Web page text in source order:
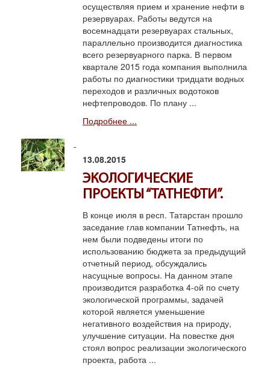
осуществляя прием и хранение нефти в
резервуарах. Работы ведутся на
восемнадцати резервуарах стальных,
параллельно производится диагностика
всего резервуарного парка. В первом
квартале 2015 года компания выполнила
работы по диагностики тридцати водных
переходов и различных водотоков
нефтепроводов. По плану ...
Подробнее ...
13.08.2015
ЭКОЛОГИЧЕСКИЕ
ПРОЕКТЫ “ТАТНЕФТИ”.
В конце июля в респ. Татарстан прошло
заседание глав компании Татнефть, на
нем были подведены итоги по
использованию бюджета за предыдущий
отчетный период, обсуждались
насущные вопросы. На данном этапе
производится разработка 4-ой по счету
экологической программы, задачей
которой является уменьшение
негативного воздействия на природу,
улучшение ситуации. На повестке дня
стоял вопрос реализации экологического
проекта, работа ...